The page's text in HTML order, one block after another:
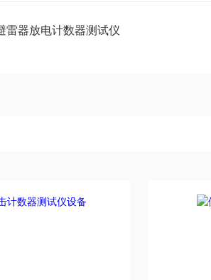
雷器放电计数器测试仪